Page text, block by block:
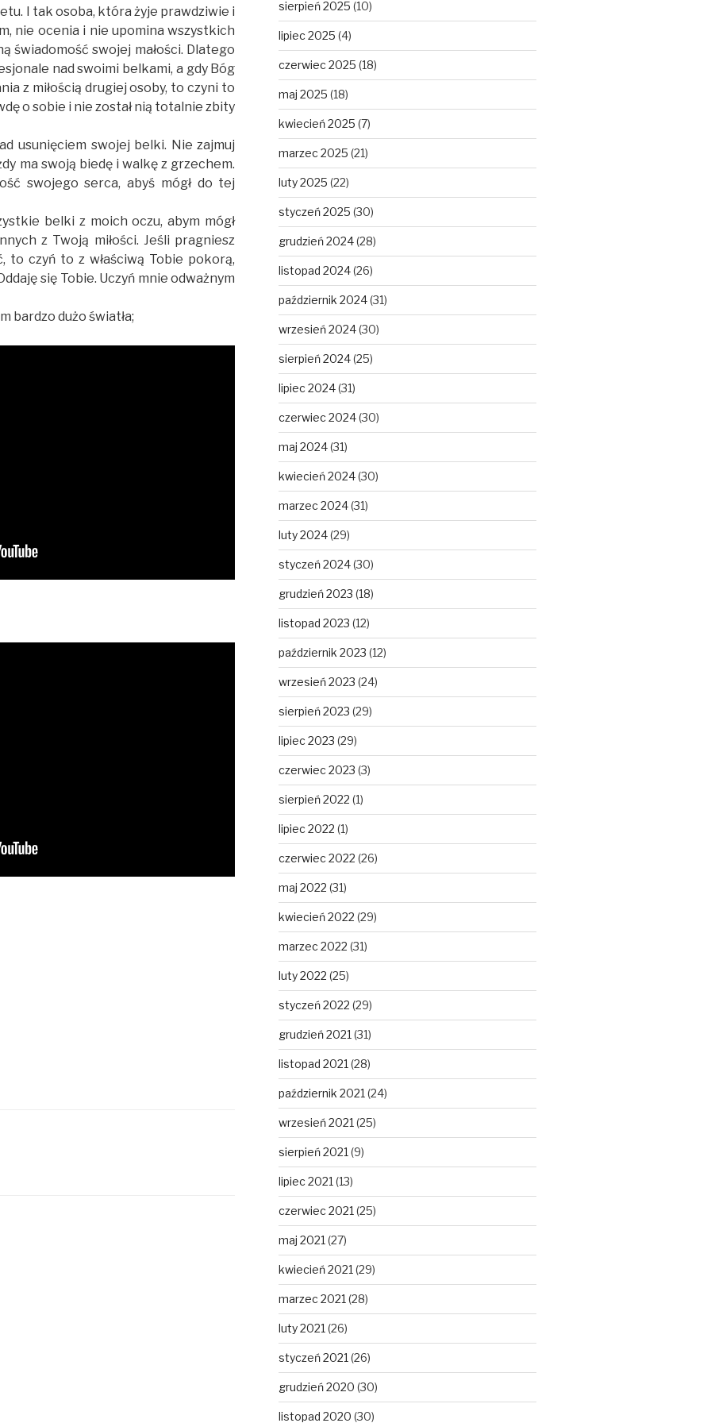
I tak osoba, która żyje prawdziwie i
nie ocenia i nie upomina wszystkich
świadomość swojej małości. Dlatego
nad swoimi belkami, a gdy Bóg
z miłością drugiej osoby, to czyni to
o sobie i nie został nią totalnie zbity
usunięciem swojej belki. Nie zajmuj
ma swoją biedę i walkę z grzechem.
swojego serca, abyś mógł do tej
belki z moich oczu, abym mógł
z Twoją miłości. Jeśli pragniesz
to czyń to z właściwą Tobie pokorą,
się Tobie. Uczyń mnie odważnym
bardzo dużo światła;
sierpień 2025 (10)
lipiec 2025 (4)
czerwiec 2025 (18)
maj 2025 (18)
kwiecień 2025 (7)
marzec 2025 (21)
luty 2025 (22)
styczeń 2025 (30)
grudzień 2024(28)
listopad 2024(26)
październik 2024(31)
wrzesień 2024(30)
sierpień 2024(25)
lipiec 2024(31)
czerwiec 2024(30)
maj 2024(31)
kwiecień 2024(30)
marzec 2024(31)
luty 2024(29)
styczeń 2024(30)
grudzień 2023 (18)
listopad 2023 (12)
październik 2023 (12)
wrzesień 2023 (24)
sierpień 2023 (29)
lipiec 2023 (29)
czerwiec 2023 (3)
sierpień 2022 (1)
lipiec 2022 (1)
czerwiec 2022 (26)
maj 2022 (31)
kwiecień 2022 (29)
marzec 2022 (31)
luty 2022 (25)
styczeń 2022 (29)
grudzień 2021 (31)
listopad 2021 (28)
październik 2021 (24)
wrzesień 2021 (25)
sierpień 2021 (9)
lipiec 2021 (13)
czerwiec 2021 (25)
maj 2021 (27)
kwiecień 2021 (29)
marzec 2021 (28)
luty 2021 (26)
styczeń 2021 (26)
grudzień 2020 (30)
listopad 2020 (30)